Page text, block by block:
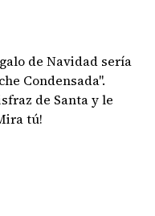
de Navidad sería
Condensada".
de Santa y le
tú!